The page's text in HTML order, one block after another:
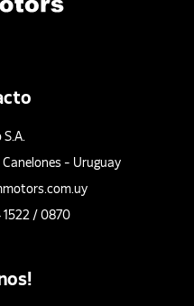
S.A.
Canelones - Uruguay
1522 / 0870